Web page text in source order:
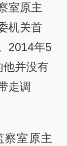
室原主
机关首
2014年5
他并没有
走调
察室原主